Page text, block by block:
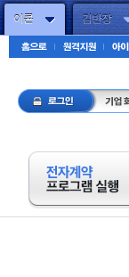
이콘 김반장
주메뉴바로가기(엔터)
하단FNB(엔터)